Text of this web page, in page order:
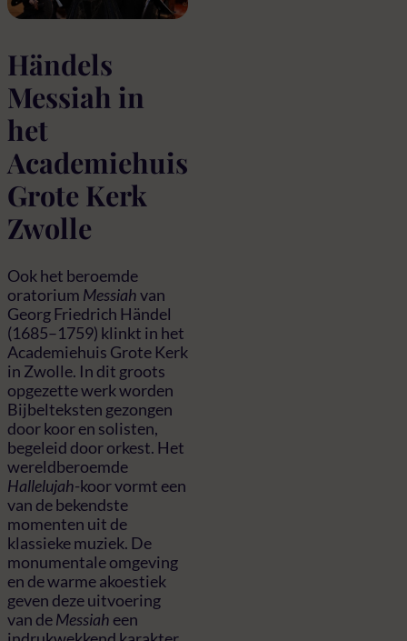
Händels
Messiah in
het
Academiehuis
Grote Kerk
Zwolle
Ook het beroemde
oratorium Messiahvan
Georg Friedrich Händel
(1685–1759) klinkt in het
Academiehuis Grote Kerk
in Zwolle. In dit groots
opgezette werk worden
Bijbelteksten gezongen
door koor en solisten,
begeleid door orkest. Het
wereldberoemde
Hallelujah-koor vormt een
van de bekendste
momenten uit de
klassieke muziek. De
monumentale omgeving
en de warme akoestiek
geven deze uitvoering
van deMessiah een